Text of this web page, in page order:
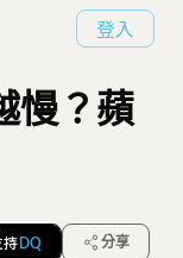
登入
慢？蘋
持 DQ 分享